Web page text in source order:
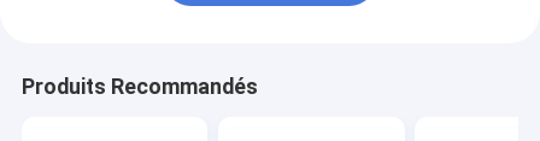
Produits Recommandés